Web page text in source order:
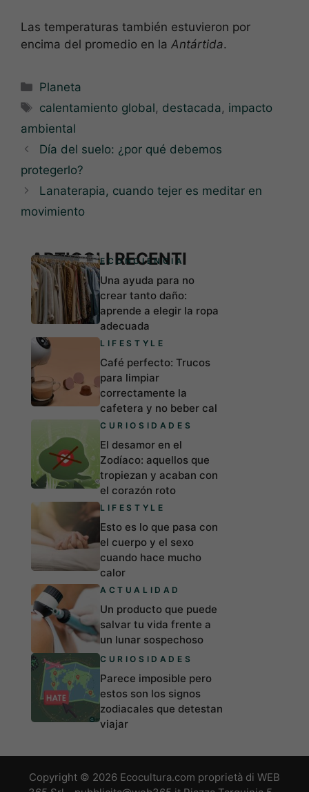
Las temperaturas también estuvieron por
encima del promedio en la Antártida.
Categorías
Planeta
Etiquetas
calentamiento global, destacada, impacto
ambiental
Día del suelo: ¿por qué debemos
protegerlo?
Lanaterapia, cuando tejer es meditar en
movimiento
ARTICOLI RECENTI
ECONCIENCIA
Una ayuda para no
crear tanto daño:
aprende a elegir la ropa
adecuada
LIFESTYLE
Café perfecto: Trucos
para limpiar
correctamente la
cafetera y no beber cal
CURIOSIDADES
El desamor en el
Zodíaco: aquellos que
tropiezan y acaban con
el corazón roto
LIFESTYLE
Esto es lo que pasa con
el cuerpo y el sexo
cuando hace mucho
calor
ACTUALIDAD
Un producto que puede
salvar tu vida frente a
un lunar sospechoso
CURIOSIDADES
Parece imposible pero
estos son los signos
zodiacales que detestan
viajar
Copyright © 2026 Ecocultura.com proprietà di WEB